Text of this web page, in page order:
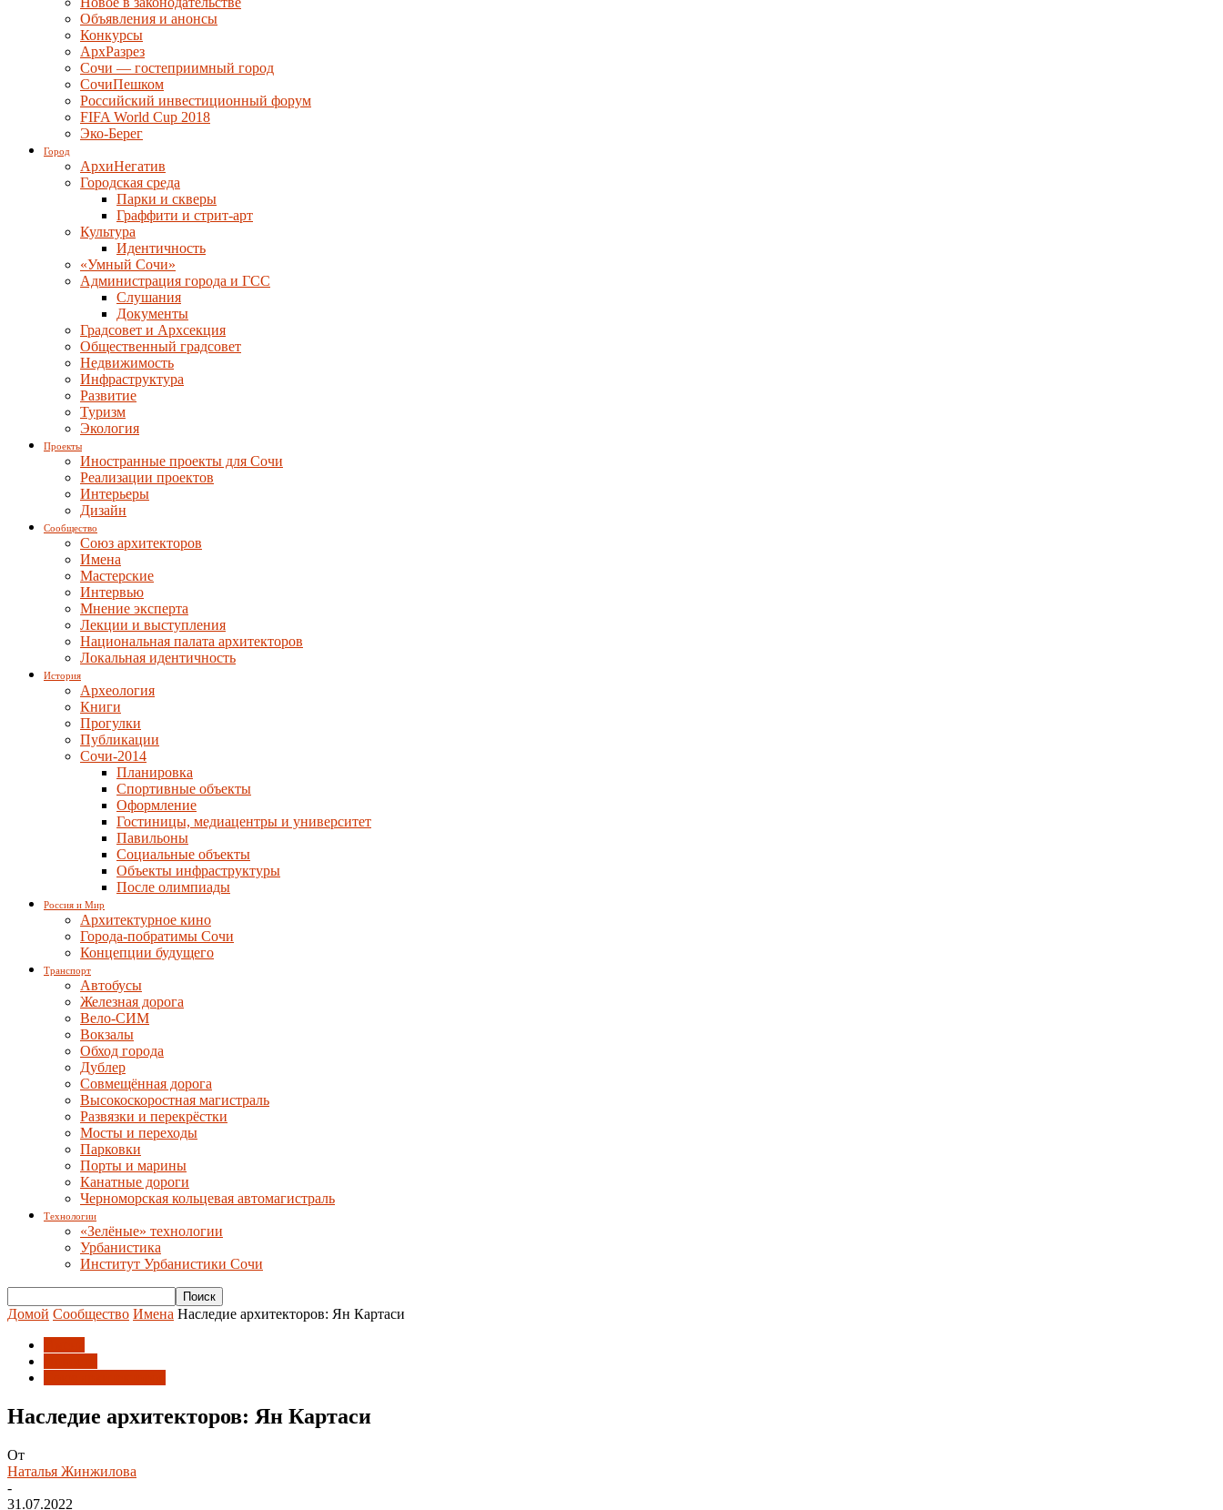
Объявления и анонсы
Конкурсы
АрхРазрез
Сочи — гостеприимный город
СочиПешком
Российский инвестиционный форум
FIFA World Cup 2018
Эко-Берег
Город
АрхиНегатив
Городская среда
Парки и скверы
Граффити и стрит-арт
Культура
Идентичность
«Умный Сочи»
Администрация города и ГСС
Слушания
Документы
Градсовет и Архсекция
Общественный градсовет
Недвижимость
Инфраструктура
Развитие
Туризм
Экология
Проекты
Иностранные проекты для Сочи
Реализации проектов
Интерьеры
Дизайн
Сообщество
Союз архитекторов
Имена
Мастерские
Интервью
Мнение эксперта
Лекции и выступления
Национальная палата архитекторов
Локальная идентичность
История
Археология
Книги
Прогулки
Публикации
Сочи-2014
Планировка
Спортивные объекты
Оформление
Гостиницы, медиацентры и университет
Павильоны
Социальные объекты
Объекты инфраструктуры
После олимпиады
Россия и Мир
Архитектурное кино
Города-побратимы Сочи
Концепции будущего
Транспорт
Автобусы
Железная дорога
Вело-СИМ
Вокзалы
Обход города
Дублер
Совмещённая дорога
Высокоскоростная магистраль
Развязки и перекрёстки
Мосты и переходы
Парковки
Порты и марины
Канатные дороги
Черноморская кольцевая автомагистраль
Технологии
«Зелёные» технологии
Урбанистика
Институт Урбанистики Сочи
Домой Сообщество Имена Наследие архитекторов: Ян Картаси
Наследие архитекторов: Ян Картаси
От
Наталья Жинжилова
-
31.07.2022